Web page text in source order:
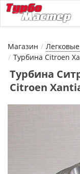
Магазин
Турбина Citroen
Турбина
Citroen